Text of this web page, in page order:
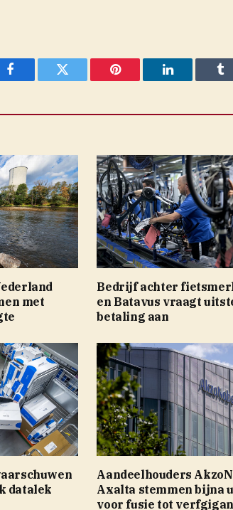
Facebook Twitter Pinterest LinkedIn
met
Bedrijf achter
en Batavus vraagt
betaling aan
datalek
Aandeelhouders
Axalta stemmen bijna
voor fusie tot